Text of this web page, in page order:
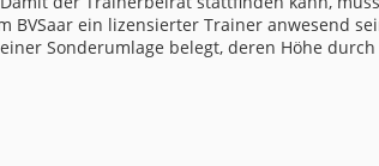
BVSaar ein lizensierter Trainer anwesend
Sonderumlage belegt, deren Höhe durch